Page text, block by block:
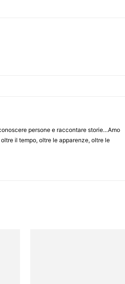
persone e raccontare storie…Amo
il tempo, oltre le apparenze, oltre le